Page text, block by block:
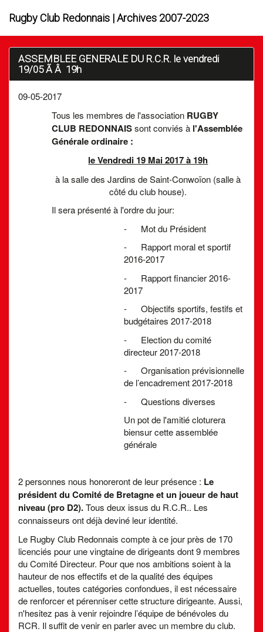
Rugby Club Redonnais | Archives 2007-2023
ASSEMBLEE GENERALE DU R.C.R. le vendredi
19/05 Ã Â 19h
09-05-2017
Tous les membres de l'association RUGBY
CLUB REDONNAISsont conviés à l'Assemblée
Générale ordinaire :
le Vendredi 19 Mai 2017 à 19h
à la salle des Jardins de Saint-Conwoïon (salle à
côté du club house).
Il sera présenté à l'ordre du jour:
- Mot du Président
- Rapport moral et sportif
2016-2017
- Rapport financier 2016-
2017
- Objectifs sportifs, festifs et
budgétaires 2017-2018
- Election du comité
directeur 2017-2018
- Organisation prévisionnelle
de l’encadrement 2017-2018
- Questions diverses
Un pot de l'amitié cloturera
biensur cette assemblée
générale
2 personnes nous honoreront de leur présence : Le
président du Comité de Bretagne et un joueur de haut
niveau (pro D2).Tous deux issus du R.C.R.. Les
connaisseurs ont déjà deviné leur identité.
Le Rugby Club Redonnais compte à ce jour près de 170
licenciés pour une vingtaine de dirigeants dont 9 membres
du Comité Directeur. Pour que nos ambitions soient à la
hauteur de nos effectifs et de la qualité des équipes
actuelles, toutes catégories confondues, il est nécessaire
de renforcer et pérenniser cette structure dirigeante. Aussi,
n'hesitez pas à venir rejoindre l’équipe de bénévoles du
RCR. Il suffit de venir en parler avec un membre du club.